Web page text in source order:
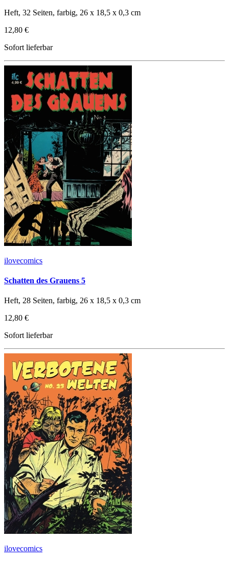
Heft, 32 Seiten, farbig, 26 x 18,5 x 0,3 cm
12,80 €
Sofort lieferbar
ilovecomics
Schatten des Grauens 5
Heft, 28 Seiten, farbig, 26 x 18,5 x 0,3 cm
12,80 €
Sofort lieferbar
ilovecomics